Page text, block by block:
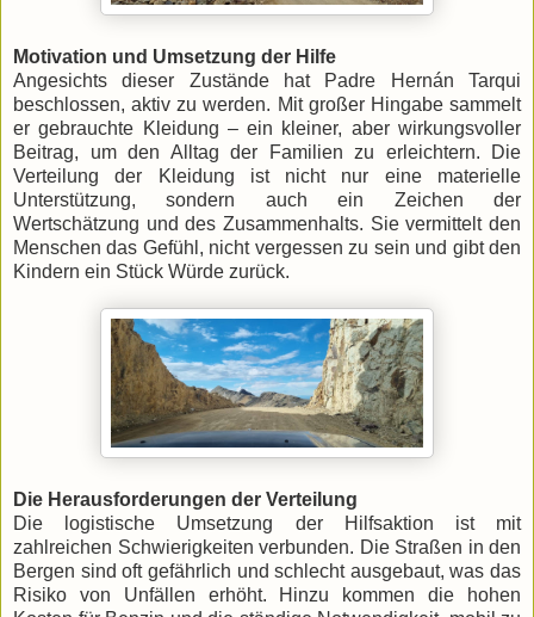
Motivation und Umsetzung der Hilfe
Angesichts dieser Zustände hat Padre Hernán Tarqui
beschlossen, aktiv zu werden. Mit großer Hingabe sammelt
er gebrauchte Kleidung – ein kleiner, aber wirkungsvoller
Beitrag, um den Alltag der Familien zu erleichtern. Die
Verteilung der Kleidung ist nicht nur eine materielle
Unterstützung, sondern auch ein Zeichen der
Wertschätzung und des Zusammenhalts. Sie vermittelt den
Menschen das Gefühl, nicht vergessen zu sein und gibt den
Kindern ein Stück Würde zurück.
Die Herausforderungen der Verteilung
Die logistische Umsetzung der Hilfsaktion ist mit
zahlreichen Schwierigkeiten verbunden. Die Straßen in den
Bergen sind oft gefährlich und schlecht ausgebaut, was das
Risiko von Unfällen erhöht. Hinzu kommen die hohen